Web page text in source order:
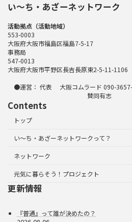
い〜ち・あざーネットワーク
活動拠点（活動地域）
553-0003
大阪府大阪市福島区福島7-5-17
事務局
547-0013
大阪府大阪市平野区長吉長原東2-5-11-1106
●運営： 代表 大阪コムラード 090-
賛同有志
Contents
トップ
い～ち・あざーネットワークって？
ネットワーク
元気に暮らそう！プロジェクト
更新情報
『普通』って誰が決めたの？